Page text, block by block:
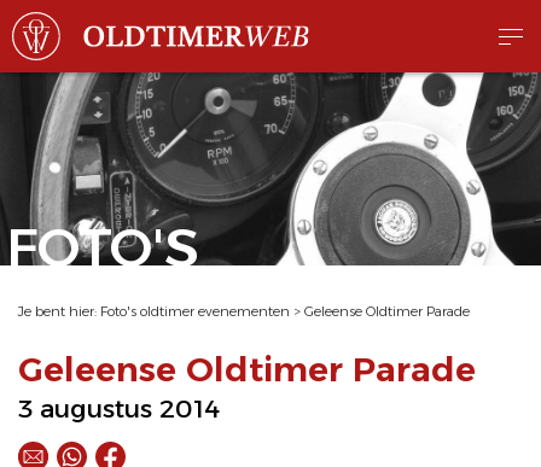
FOTO'S
Je bent hier: Foto's oldtimer evenementen > Geleense Oldtimer Parade
Geleense Oldtimer Parade
3 augustus 2014